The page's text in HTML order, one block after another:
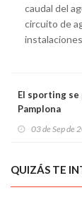
caudal del
circuito de
instalaciones
El sporting se
Pamplona
03 de Sep de
QUIZÁS TE